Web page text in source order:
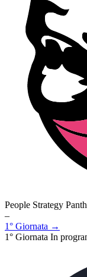
People Strategy
–
1° Giornata →
1° Giornata In